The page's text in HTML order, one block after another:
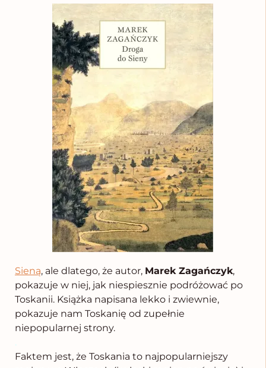
Sieną, ale dlatego, że autor, Marek Zagańczyk,
pokazuje w niej, jak niespiesznie podróżować po
Toskanii. Książka napisana lekko i zwiewnie,
pokazuje nam Toskanię od zupełnie
niepopularnej strony.
.
Faktem jest, że Toskania to najpopularniejszy